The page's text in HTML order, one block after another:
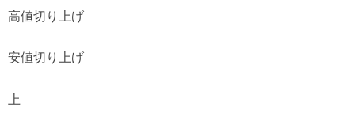
高値切り上げ
安値切り上げ
上